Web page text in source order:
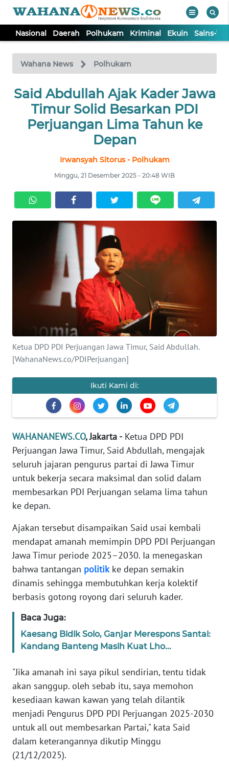
Nasional Daerah Polhukam Kriminal Ekuin Sains-
Wahana News Polhukam
Said Abdullah Ajak Kader Jawa
Timur Solid Besarkan PDI
Perjuangan Lima Tahun ke
Depan
Irwansyah Sitorus - Polhukam
Minggu, 21 Desember 2025 - 20:48 WIB
Ketua DPD PDI Perjuangan Jawa Timur, Said Abdullah.
[WahanaNews.co/PDIPerjuangan]
Ikuti Kami di:
WAHANANEWS.CO, Jakarta -Ketua DPD PDI
Perjuangan Jawa Timur, Said Abdullah, mengajak
seluruh jajaran pengurus partai di Jawa Timur
untuk bekerja secara maksimal dan solid dalam
membesarkan PDI Perjuangan selama lima tahun
ke depan.
Ajakan tersebut disampaikan Said usai kembali
mendapat amanah memimpin DPD PDI Perjuangan
Jawa Timur periode 2025–2030. Ia menegaskan
bahwa tantangan politikke depan semakin
dinamis sehingga membutuhkan kerja kolektif
berbasis gotong royong dari seluruh kader.
Baca Juga:
Kaesang Bidik Solo, Ganjar Merespons Santai:
Kandang Banteng Masih Kuat Lho...
"Jika amanah ini saya pikul sendirian, tentu tidak
akan sanggup. oleh sebab itu, saya memohon
kesediaan kawan kawan yang telah dilantik
menjadi Pengurus DPD PDI Perjuangan 2025-2030
untuk all out membesarkan Partai," kata Said
dalam keterangannya dikutip Minggu
(21/12/2025).
TV
Tutup
NASIONAL
DAERAH
EKUIN
SAINS-TEKNO
KESEHATAN
INTERNASIONAL
PENDIDIKAN
OLAHRAGA
EDITORIAL
Informasi
BERITA
KONTAK
KAMI
INFO
IKLAN
TENTANG
PEDOMAN
MEDIA
REDAKSI
KARIR
DISCLAIMER